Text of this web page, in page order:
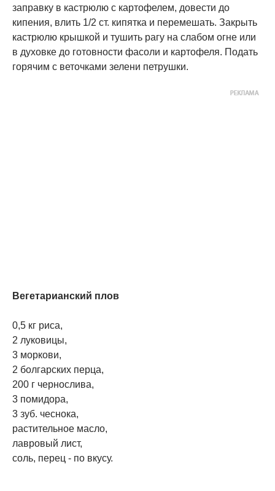
заправку в кастрюлю с картофелем, довести до
кипения, влить 1/2 ст. кипятка и перемешать. Закрыть
кастрюлю крышкой и тушить рагу на слабом огне или
в духовке до готовности фасоли и картофеля. Подать
горячим с веточками зелени петрушки.
Вегетарианский плов
0,5 кг риса,
2 луковицы,
3 моркови,
2 болгарских перца,
200 г чернослива,
3 помидора,
3 зуб. чеснока,
растительное масло,
лавровый лист,
соль, перец - по вкусу.